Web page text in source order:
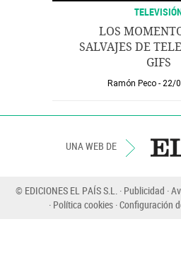
LOS
SALVAJES DE
GIFS
Ramón Peco 22/
UNA WEB DE
© EDICIONES EL PAÍS S.L. Publicidad
Política cookies Configuración